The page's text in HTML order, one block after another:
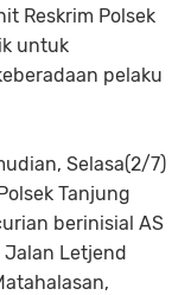
Reskrim Polsek
untuk
pelaku
Selasa(2/7)
Tanjung
berinisial AS
Letjend